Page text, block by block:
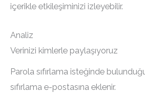
içerikle etkileşiminizi izleyebilir.
Analiz
Verinizi kimlerle paylaşıyoruz
Parola sıfırlama isteğinde
sıfırlama e-postasına eklenir.